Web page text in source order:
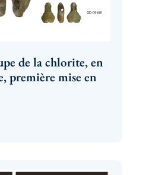
de la chlorite, en
première mise en